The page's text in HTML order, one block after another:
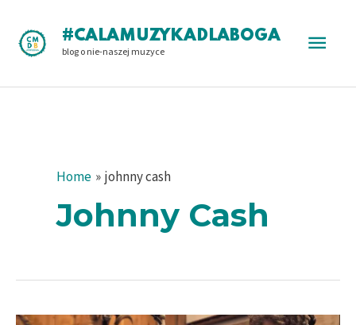
content
#CALAMUZYKADLABOGA
blog o nie-naszej muzyce
Main
Home johnny cash
Johnny Cash